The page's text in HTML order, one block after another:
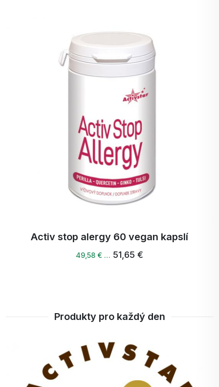
Activ stop alergy 60 vegan kapslí
49,58 € … 51,65 €
Produkty pro každý den